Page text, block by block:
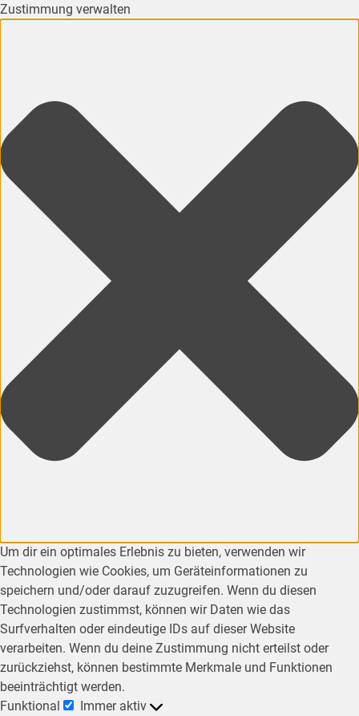
Zustimmung verwalten
Um dir ein optimales Erlebnis zu bieten, verwenden wir
Technologien wie Cookies, um Geräteinformationen zu
speichern und/oder darauf zuzugreifen. Wenn du diesen
Technologien zustimmst, können wir Daten wie das
Surfverhalten oder eindeutige IDs auf dieser Website
verarbeiten. Wenn du deine Zustimmung nicht erteilst oder
zurückziehst, können bestimmte Merkmale und Funktionen
beeinträchtigt werden.
Funktional
Immer aktiv